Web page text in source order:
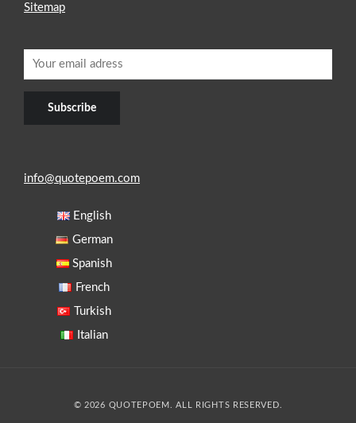
Sitemap
info@quotepoem.com
English
German
Spanish
French
Turkish
Italian
© 2026 QUOTEPOEM. ALL RIGHTS RESERVED.